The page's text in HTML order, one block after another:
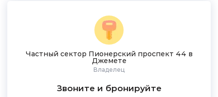
Частный сектор Пионерский проспект 44 в
Джемете
Владелец
Звоните и бронируйте